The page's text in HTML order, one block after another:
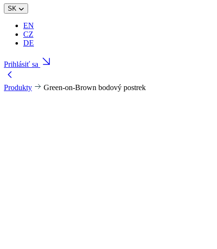
SK
EN
CZ
DE
Prihlásiť sa
Produkty Green-on-Brown bodový postrek